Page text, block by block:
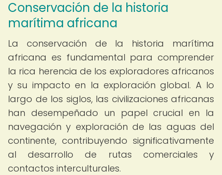
Conservación de la historia
marítima africana
La conservación de la historia marítima
africana es fundamental para comprender
la rica herencia de los exploradores africanos
y su impacto en la exploración global. A lo
largo de los siglos, las civilizaciones africanas
han desempeñado un papel crucial en la
navegación y exploración de las aguas del
continente, contribuyendo significativamente
al desarrollo de rutas comerciales y
contactos interculturales.